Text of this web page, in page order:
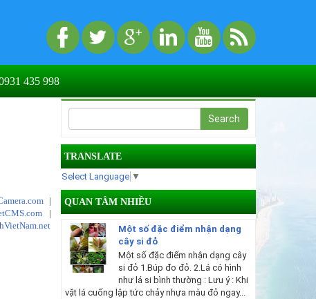
435 998
|
|
TRANSLATE
Select Language ▼
QUAN TÂM NHIỀU
Một số đặc điểm nhận dạng
cây si đỏ
Một số đặc điểm nhận dạng cây
si đỏ 1.Búp đo đỏ. 2.Lá có hình
như lá si bình thường : Lưu ý : Khi
vặt lá cuống lập tức chảy nhựa màu đỏ ngay...